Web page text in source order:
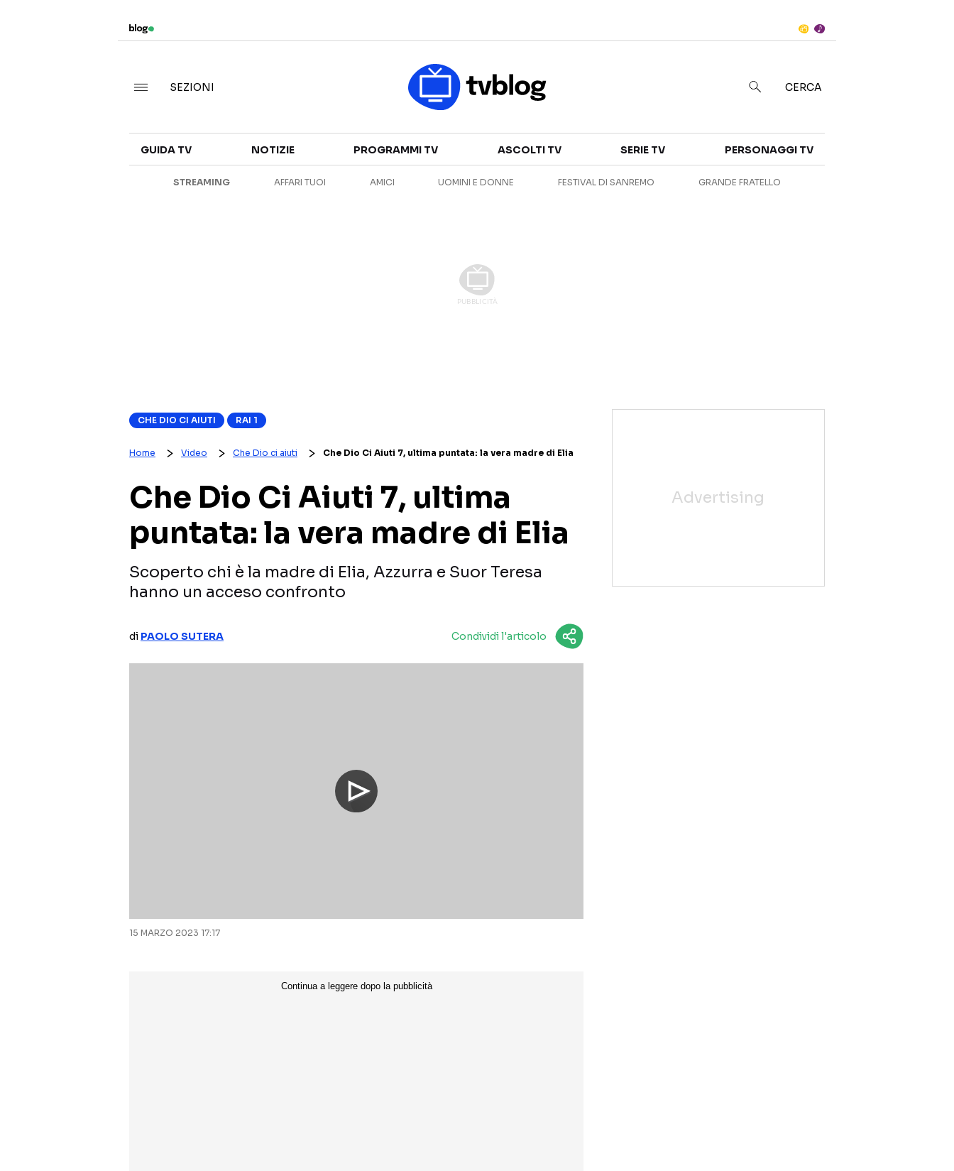
in Notizie
Televisione
CANALI TV
SERIE TV
ANTEPRIME
RUBRICHE
SEZIONI CERCA
GUIDA TV NOTIZIE PROGRAMMI TV ASCOLTI TV SERIE TV PERSONAGGI TV
STREAMING AFFARI TUOI AMICI UOMINI E DONNE FESTIVAL DI SANREMO GRANDE FRATELLO
CHE DIO CI AIUTI RAI 1
Home Video Che Dio ci aiuti Che Dio Ci Aiuti 7, ultima puntata: la vera madre di Elia
Che Dio Ci Aiuti 7, ultima
puntata: la vera madre di Elia
Scoperto chi è la madre di Elia, Azzurra e Suor Teresa
hanno un acceso confronto
di PAOLO SUTERA Condividi l'articolo
15 MARZO 2023 17:17